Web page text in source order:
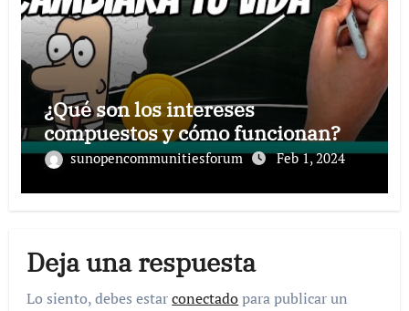
¿Qué son los intereses
compuestos y cómo funcionan?
sunopencommunitiesforum Feb 1, 2024
Deja una respuesta
Lo siento, debes estarconectadopara publicar un